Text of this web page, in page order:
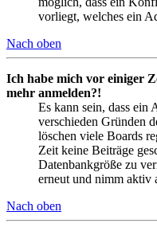
vorliegt, welches ein
Nach oben
Ich habe mich vor einiger
mehr anmelden?!
Es kann sein, dass ein
verschieden Gründen
löschen viele Boards
Zeit keine Beiträge
Datenbankgröße zu
erneut und nimm aktiv
Nach oben